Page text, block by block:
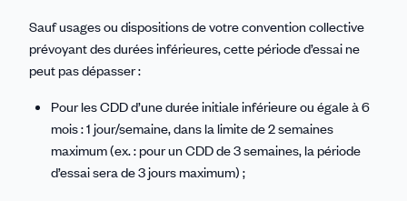
Sauf usages ou dispositions de votre convention collective
prévoyant des durées inférieures, cette période d’essai ne
peut pas dépasser :
Pour les CDD d’une durée initiale inférieure ou égale à 6
mois : 1 jour/semaine, dans la limite de 2 semaines
maximum (ex. : pour un CDD de 3 semaines, la période
d’essai sera de 3 jours maximum) ;